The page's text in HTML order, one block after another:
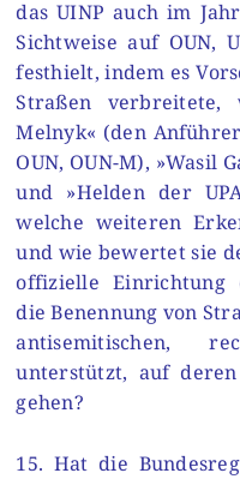
das UINP auch im
Sichtweise auf OUN,
festhielt, indem es
Straßen verbreitete,
Melnyk« (den
OUN, OUN-M), »Wasil
und »Helden der
welche weiteren
und wie bewertet sie
offizielle Einrichtung
die Benennung von
antisemitischen,
unterstützt, auf
gehen?
15. Hat die